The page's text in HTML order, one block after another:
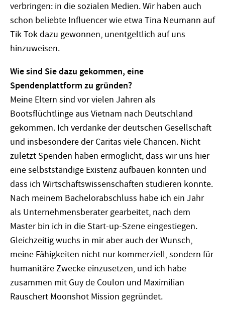
verbringen: in die sozialen Medien. Wir haben auch
schon beliebte Influencer wie etwa Tina Neumann auf
Tik Tok dazu gewonnen, unentgeltlich auf uns
hinzuweisen.
Wie sind Sie dazu gekommen, eine
Spendenplattform zu gründen?
Meine Eltern sind vor vielen Jahren als
Bootsflüchtlinge aus Vietnam nach Deutschland
gekommen. Ich verdanke der deutschen Gesellschaft
und insbesondere der Caritas viele Chancen. Nicht
zuletzt Spenden haben ermöglicht, dass wir uns hier
eine selbstständige Existenz aufbauen konnten und
dass ich Wirtschaftswissenschaften studieren konnte.
Nach meinem Bachelorabschluss habe ich ein Jahr
als Unternehmensberater gearbeitet, nach dem
Master bin ich in die Start-up-Szene eingestiegen.
Gleichzeitig wuchs in mir aber auch der Wunsch,
meine Fähigkeiten nicht nur kommerziell, sondern für
humanitäre Zwecke einzusetzen, und ich habe
zusammen mit Guy de Coulon und Maximilian
Rauschert Moonshot Mission gegründet.